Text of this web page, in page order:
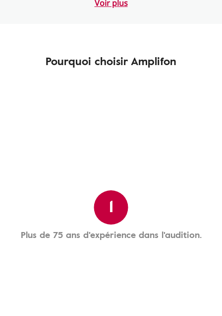
Voir plus
Pourquoi choisir Amplifon
1
Plus de 75 ans d'expérience dans l'audition.